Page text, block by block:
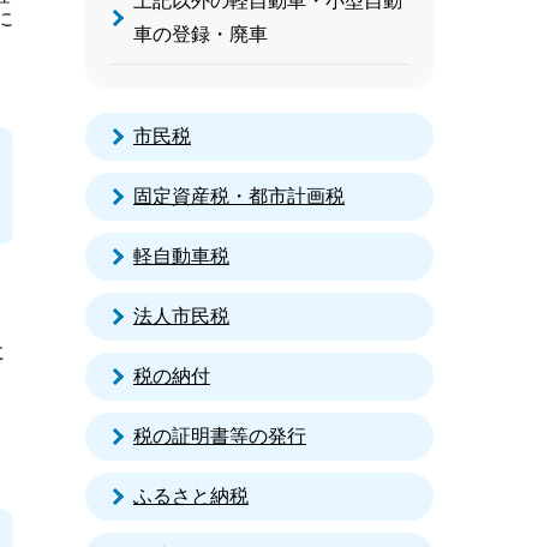
車の登録・廃車
市民税
固定資産税・都市計画税
軽自動車税
法人市民税
税の納付
税の証明書等の発行
ふるさと納税